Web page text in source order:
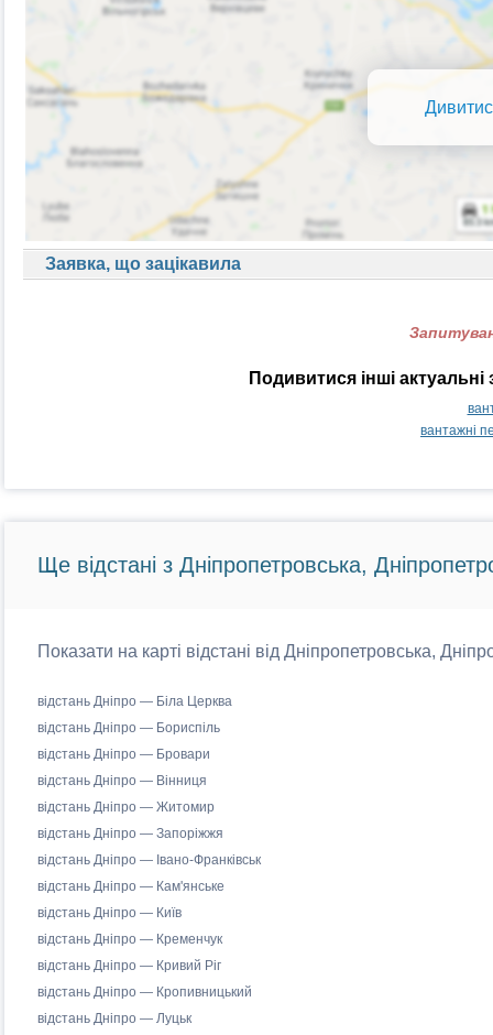
Заявка, що зацікавила
Подивитися інші
вантажні
Ще відстані з Дніпропетровська,
Показати на карті відстані від Дніпропетровська,
відстань Дніпро — Біла Церква
відстань Дніпро — Бориспіль
відстань Дніпро — Бровари
відстань Дніпро — Вінниця
відстань Дніпро — Житомир
відстань Дніпро — Запоріжжя
відстань Дніпро — Івано-Франківськ
відстань Дніпро — Кам'янське
відстань Дніпро — Київ
відстань Дніпро — Кременчук
відстань Дніпро — Кривий Ріг
відстань Дніпро — Кропивницький
відстань Дніпро — Луцьк